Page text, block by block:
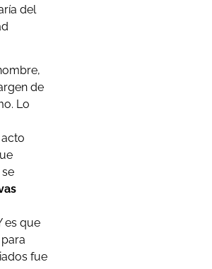
del
de
Lo
es que
fue